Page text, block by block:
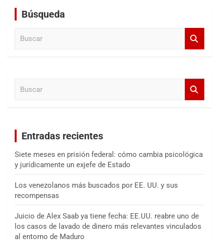
Búsqueda
Entradas recientes
Siete meses en prisión federal: cómo cambia psicológica
y jurídicamente un exjefe de Estado
Los venezolanos más buscados por EE. UU. y sus
recompensas
Juicio de Alex Saab ya tiene fecha: EE.UU. reabre uno de
los casos de lavado de dinero más relevantes vinculados
al entorno de Maduro